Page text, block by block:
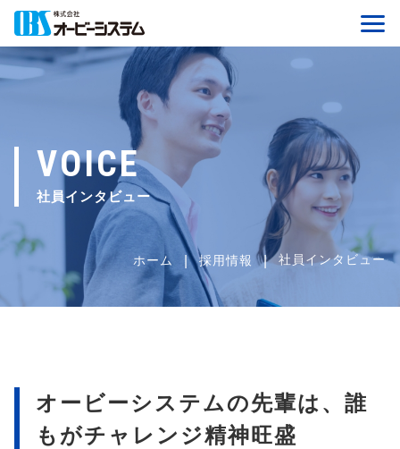
VOICE
社員インタビュー
ホーム 採用情報 社員インタビュー
オービーシステムの先輩は、誰
もがチャレンジ精神旺盛